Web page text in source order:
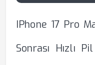
IPhone 17 Pro
Sonrası Hızlı